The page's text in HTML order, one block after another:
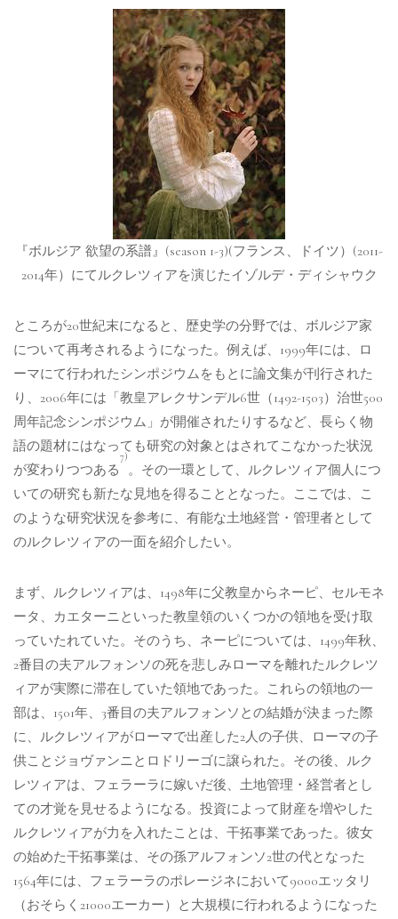
『ボルジア 欲望の系譜』(season 1-3)(フランス、ドイツ）(2011-
2014年）にてルクレツィアを演じたイゾルデ・ディシャウク
ところが20世紀末になると、歴史学の分野では、ボルジア家
について再考されるようになった。例えば、1999年には、ロ
ーマにて行われたシンポジウムをもとに論文集が刊行された
り、2006年には「教皇アレクサンデル6世（1492-1503）治世500
周年記念シンポジウム」が開催されたりするなど、長らく物
語の題材にはなっても研究の対象とはされてこなかった状況
が変わりつつある
7)
。その一環として、ルクレツィア個人につ
いての研究も新たな見地を得ることとなった。ここでは、こ
のような研究状況を参考に、有能な土地経営・管理者として
のルクレツィアの一面を紹介したい。
まず、ルクレツィアは、1498年に父教皇からネーピ、セルモネ
ータ、カエターニといった教皇領のいくつかの領地を受け取
っていたれていた。そのうち、ネーピについては、1499年秋、
2番目の夫アルフォンソの死を悲しみローマを離れたルクレツ
ィアが実際に滞在していた領地であった。これらの領地の一
部は、1501年、3番目の夫アルフォンソとの結婚が決まった際
に、ルクレツィアがローマで出産した2人の子供、ローマの子
供ことジョヴァンニとロドリーゴに譲られた。その後、ルク
レツィアは、フェラーラに嫁いだ後、土地管理・経営者とし
ての才覚を見せるようになる。投資によって財産を増やした
ルクレツィアが力を入れたことは、干拓事業であった。彼女
の始めた干拓事業は、その孫アルフォンソ2世の代となった
1564年には、フェラーラのポレージネにおいて9000エッタリ
（おそらく21000エーカー）と大規模に行われるようになった